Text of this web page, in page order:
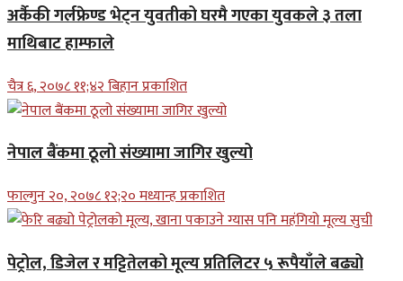
अर्कैकी गर्लफ्रेण्ड भेट्न युवतीको घरमै गएका युवकले ३ तला
माथिबाट हाम्फाले
चैत्र ६, २०७८ ११;४२ बिहान प्रकाशित
नेपाल बैंकमा ठूलो संख्यामा जागिर खुल्यो
फाल्गुन २०, २०७८ १२;२० मध्यान्ह प्रकाशित
पेट्रोल, डिजेल र मट्टितेलको मूल्य प्रतिलिटर ५ रूपैयाँले बढ्यो